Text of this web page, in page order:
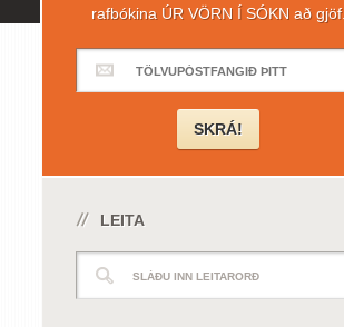
rafbókina ÚR VÖRN Í SÓKN að gjöf.
LEITA